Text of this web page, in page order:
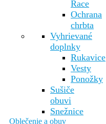
Race
Ochrana
chrbta
Vyhrievané
doplnky
Rukavice
Vesty
Ponožky
Sušiče
obuvi
Snežnice
Oblečenie a obuv